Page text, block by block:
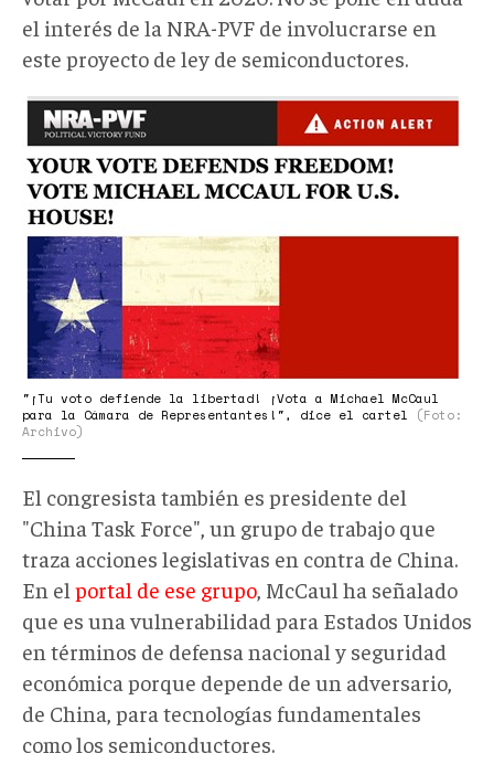
el interés de la NRA-PVF de involucrarse en
este proyecto de ley de semiconductores.
mccaul.jpg
"¡Tu voto defiende la libertad! ¡Vota a Michael McCaul
para la Cámara de Representantes!", dice el cartel
(Foto:
Archivo)
El congresista también es presidente del
"China Task Force", un grupo de trabajo que
traza acciones legislativas en contra de China.
En el portal de ese grupo , McCaul ha señalado
que es una vulnerabilidad para Estados Unidos
en términos de defensa nacional y seguridad
económica porque depende de un adversario,
de China, para tecnologías fundamentales
como los semiconductores.